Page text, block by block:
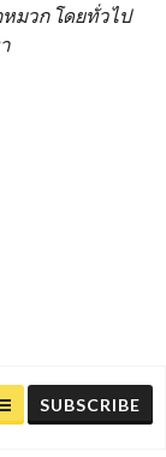
มวก โดยทั่วไป
SUBSCRIBE